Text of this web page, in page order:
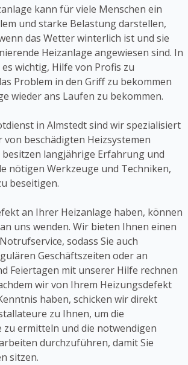
kann für viele Menschen ein
und starke Belastung darstellen,
das Wetter winterlich ist und sie
Heizanlage angewiesen sind. In
wichtig, Hilfe von Profis zu
Problem in den Griff zu bekommen
wieder ans Laufen zu bekommen.
in Almstedt sind wir spezialisiert
beschädigten Heizsystemen
besitzen langjährige Erfahrung und
nötigen Werkzeuge und Techniken,
beseitigen.
an Ihrer Heizanlage haben, können
uns wenden. Wir bieten Ihnen einen
sodass Sie auch
Geschäftszeiten oder an
Feiertagen mit unserer Hilfe rechnen
wir von Ihrem Heizungsdefekt
haben, schicken wir direkt
zu Ihnen, um die
zu ermitteln und die notwendigen
durchzuführen, damit Sie
sitzen.